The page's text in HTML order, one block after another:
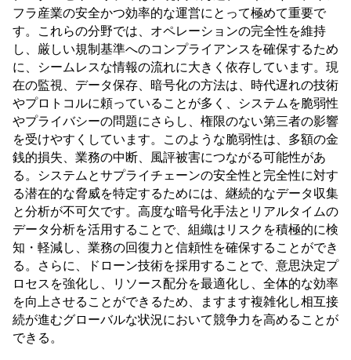
フラ産業の安全かつ効率的な運営にとって極めて重要で
す。これらの分野では、オペレーションの完全性を維持
し、厳しい規制基準へのコンプライアンスを確保するため
に、シームレスな情報の流れに大きく依存しています。現
在の監視、データ保存、暗号化の方法は、時代遅れの技術
やプロトコルに頼っていることが多く、システムを脆弱性
やプライバシーの問題にさらし、権限のない第三者の影響
を受けやすくしています。このような脆弱性は、多額の金
銭的損失、業務の中断、風評被害につながる可能性があ
る。システムとサプライチェーンの安全性と完全性に対す
る潜在的な脅威を特定するためには、継続的なデータ収集
と分析が不可欠です。高度な暗号化手法とリアルタイムの
データ分析を活用することで、組織はリスクを積極的に検
知・軽減し、業務の回復力と信頼性を確保することができ
る。さらに、ドローン技術を採用することで、意思決定プ
ロセスを強化し、リソース配分を最適化し、全体的な効率
を向上させることができるため、ますます複雑化し相互接
続が進むグローバルな状況において競争力を高めることが
できる。